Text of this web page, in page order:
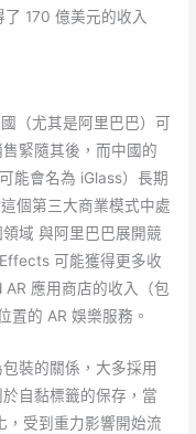
170 億美元的收入
（尤其是阿里巴巴）可
緊隨其後，而中國的
能會名為 iGlass）長期
個第三大商業模式中處
域 與阿里巴巴展開競
可能獲得更多收
應用商店的收入（包
置的 AR 娛樂服務。
裝的關係，大多採用
自黏標籤的保存，當
，受到重力影響開始流